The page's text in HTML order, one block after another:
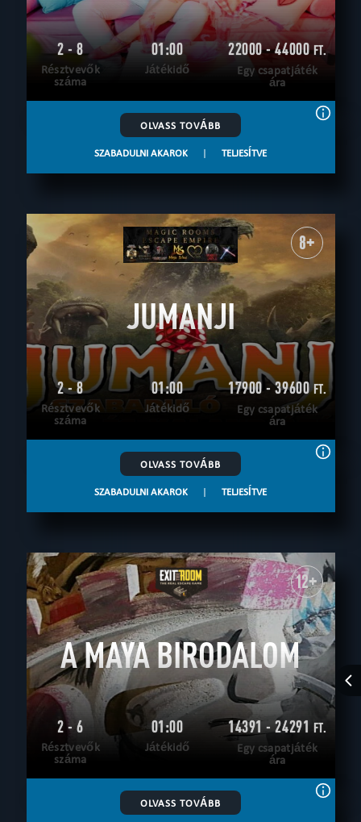
2 - 8
Résztvevők
száma
01:00
Játékidő
22000 - 44000FT.
Egy csapatjáték
ára
OLVASS TOVÁBB
SZABADULNI AKAROK | TELJESÍTVE
8+
JUMANJI
2 - 8
Résztvevők
száma
01:00
Játékidő
17900 - 39600FT.
Egy csapatjáték
ára
OLVASS TOVÁBB
SZABADULNI AKAROK | TELJESÍTVE
12+
A MAYA BIRODALOM
2 - 6
Résztvevők
száma
01:00
Játékidő
14391 - 24291 FT.
Egy csapatjáték
ára
OLVASS TOVÁBB